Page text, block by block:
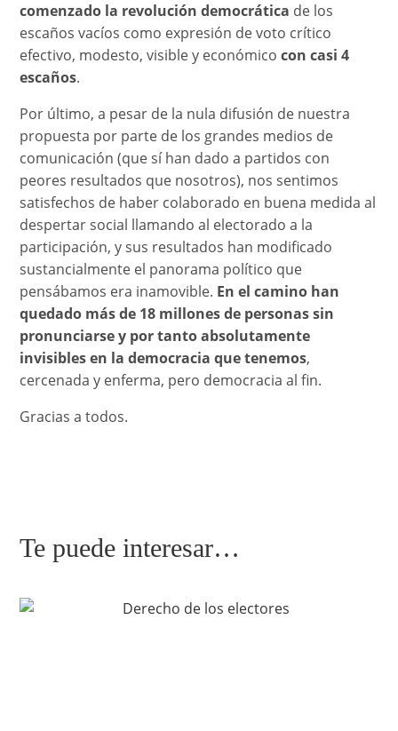
comenzado la revolución democrática de los
escaños vacíos como expresión de voto crítico
efectivo, modesto, visible y económicocon casi 4
escaños.
Por último, a pesar de la nula difusión de nuestra
propuesta por parte de los grandes medios de
comunicación (que sí han dado a partidos con
peores resultados que nosotros), nos sentimos
satisfechos de haber colaborado en buena medida al
despertar social llamando al electorado a la
participación, y sus resultados han modificado
sustancialmente el panorama político que
pensábamos era inamovible. En el camino han
quedado más de 18 millones de personas sin
pronunciarse y por tanto absolutamente
invisibles en la democracia que tenemos,
cercenada y enferma, pero democracia al fin.
Gracias a todos.
Te puede interesar…